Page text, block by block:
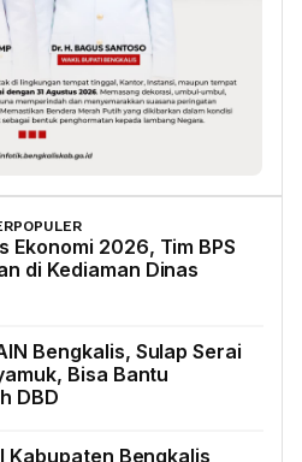
Ekonomi 2026, Tim BPS
di Kediaman Dinas
Bengkalis, Sulap Serai
Bisa Bantu
DBD
Kabupaten Bengkalis